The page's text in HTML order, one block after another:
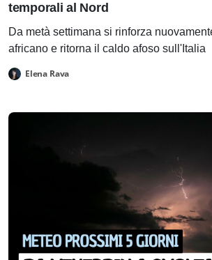
temporali al Nord
Da metà settimana si rinforza
africano e ritorna il caldo afoso sull'Italia
Elena Rava